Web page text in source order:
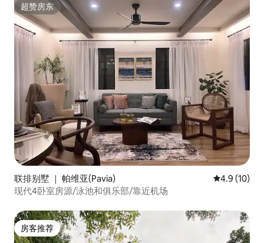
超赞房东
超赞房东
联排别墅 ｜ 帕维亚(Pavia) 平均评分
4.9 (10)
现代4卧室房源/泳池和俱乐部/靠近机场
房客推荐
房客推荐